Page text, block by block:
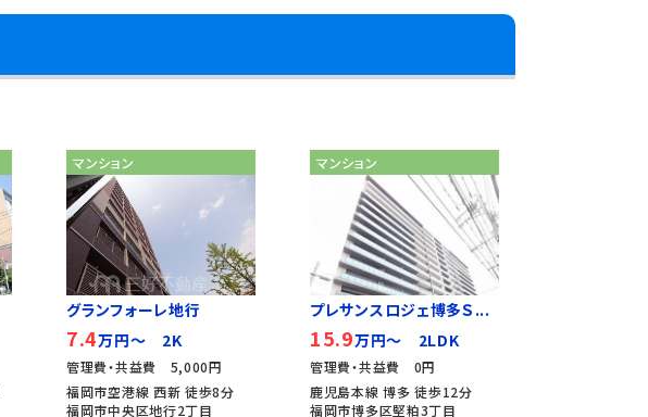
マンション
グランフォーレ地行
7.4万円～ 2K
管理費・共益費 5,000円
福岡市空港線 西新 徒歩8分
福岡市中央区地行2丁目
マンション
プレサンスロジェ博多Ｓ...
15.9万円～ 2LDK
管理費・共益費 0円
鹿児島本線 博多 徒歩12分
福岡市博多区堅粕3丁目